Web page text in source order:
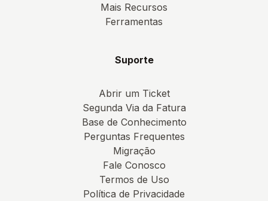
Mais Recursos
Ferramentas
Suporte
Abrir um Ticket
Segunda Via da Fatura
Base de Conhecimento
Perguntas Frequentes
Migração
Fale Conosco
Termos de Uso
Política de Privacidade